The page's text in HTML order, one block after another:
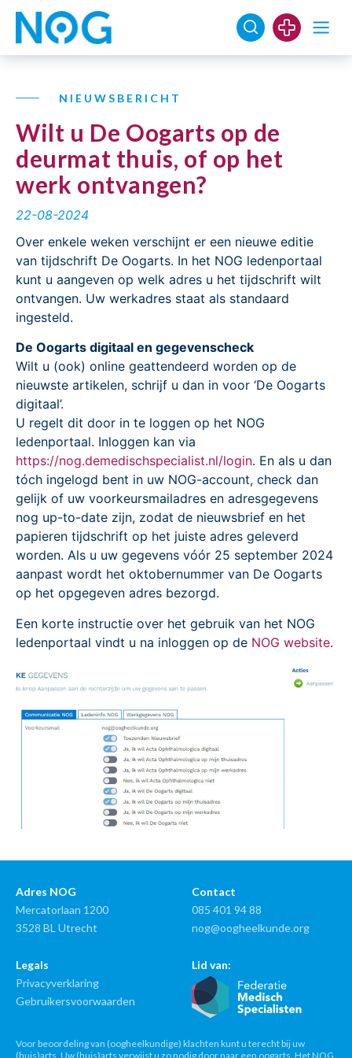
NIEUWSBERICHT
Wilt u De Oogarts op de
deurmat thuis, of op het
werk ontvangen?
22-08-2024
Over enkele weken verschijnt er een nieuwe editie
van tijdschrift De Oogarts. In het NOG ledenportaal
kunt u aangeven op welk adres u het tijdschrift wilt
ontvangen. Uw werkadres staat als standaard
ingesteld.
De Oogarts digitaal en gegevenscheck
Wilt u (ook) online geattendeerd worden op de
nieuwste artikelen, schrijf u dan in voor ‘De Oogarts
digitaal’.
U regelt dit door in te loggen op het NOG
ledenportaal. Inloggen kan via
https://nog.demedischspecialist.nl/login. En als u dan
tóch ingelogd bent in uw NOG-account, check dan
gelijk of uw voorkeursmailadres en adresgegevens
nog up-to-date zijn, zodat de nieuwsbrief en het
papieren tijdschrift op het juiste adres geleverd
worden. Als u uw gegevens vóór 25 september 2024
aanpast wordt het oktobernummer van De Oogarts
op het opgegeven adres bezorgd.
Een korte instructie over het gebruik van het NOG
ledenportaal vindt u na inloggen op de NOG website.
Adres NOG
Mercatorlaan 1200
3528 BL Utrecht
Contact
085 401 94 88
nog@oogheelkunde.org
Legals
Privacyverklaring
Gebruikersvoorwaarden
Lid van:
Voor beoordeling van (oogheelkundige) klachten kunt u terecht bij uw
(huis)arts. Uw (huis)arts verwijst u zo nodig door naar een oogarts. Het NOG